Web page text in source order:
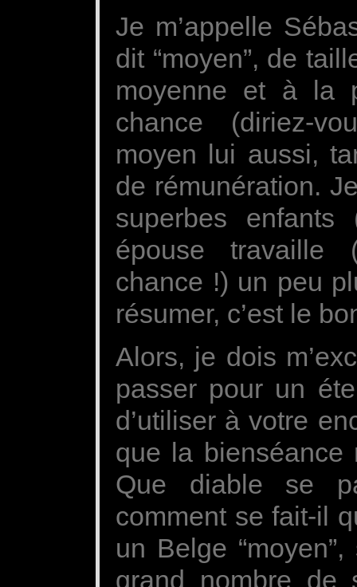
Je m’appelle
dit “moyen”, de
moyenne et à la
chance (diriez-
moyen lui aussi,
de rémunération.
superbes
épouse travaille
chance !) un peu
résumer, c’est le
Alors, je dois
passer pour un
d’utiliser à votre
que la
Que diable se
comment se fait-il
un Belge
grand nombre de